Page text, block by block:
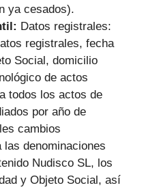
ya cesados).
Datos registrales:
registrales, fecha
Social, domicilio
de actos
todos los actos de
por año de
cambios
denominaciones
Nudisco SL, los
y Objeto Social, así